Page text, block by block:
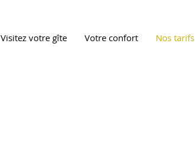
Visitez votre gîte Votre confort Nos tarifs